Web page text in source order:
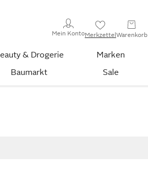
Mein KontoMerkzettelWarenkorb
& Drogerie
Marken
Baumarkt Sale